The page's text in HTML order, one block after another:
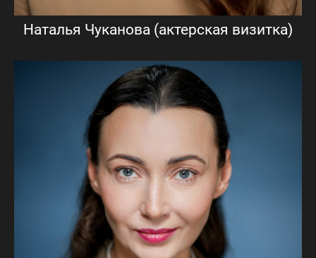
Наталья Чуканова (актерская визитка)